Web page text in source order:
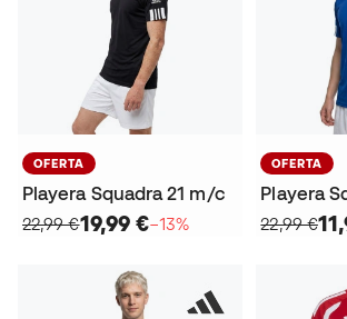
OFERTA
Playera Squadra 21 m/c
22,99 €19,99 €−13%
OFERTA
Playera
22,99 €